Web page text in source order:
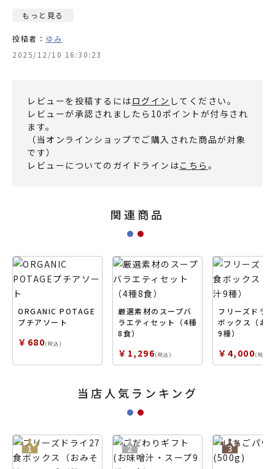
もっと見る
投稿者： ゆみ
2025/12/10 16:30:23
レビューを投稿するにはログイン してください。
レビューが承認されましたら10ポイントが付与され
ます。
（当オンラインショップでご購入された商品が対象
です）
レビューについてのガイドラインはこちら 。
関連商品
ORGANIC POTAGE
プチアソート
￥680(税込)
厳選素材のスープバ
ラエティセット（4種
8食）
￥1,296(税込)
フリーズドラ
ボックス（お
9種）
￥4,000(税込)
当店人気ランキング